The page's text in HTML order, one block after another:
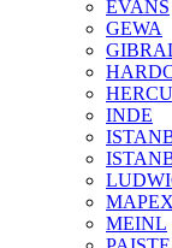
EVANS
GEWA
INDE
MEINL